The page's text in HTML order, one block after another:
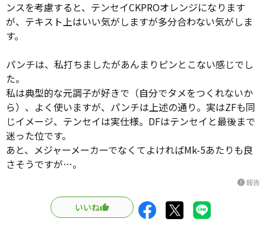
ンスを考慮すると、テンセイCKPROオレンジになります
が、テキスト上はいい気がしますが多分合わない気がしま
す。
パンチは、私打ちましたがあんまりピンとこない感じでし
た。
私は典型的な元調子が好きで（自分でタメをつくれないか
ら）、よく使いますが、パンチは上述の通り。実はZFも同
じイメージ、テンセイは実仕様。DFはテンセイと最後まで
迷った位です。
あと、メジャーメーカーでなくてよければMk-5あたりも良
さそうですが…。
report報告
いいね